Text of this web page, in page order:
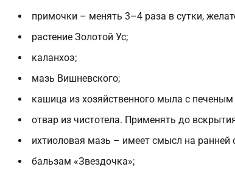
примочки – менять 3–4 раза в сутки,
растение Золотой Ус;
каланхоэ;
мазь Вишневского;
кашица из хозяйственного мыла с
отвар из чистотела. Применять до
ихтиоловая мазь – имеет смысл на ранней
бальзам «Звездочка»;